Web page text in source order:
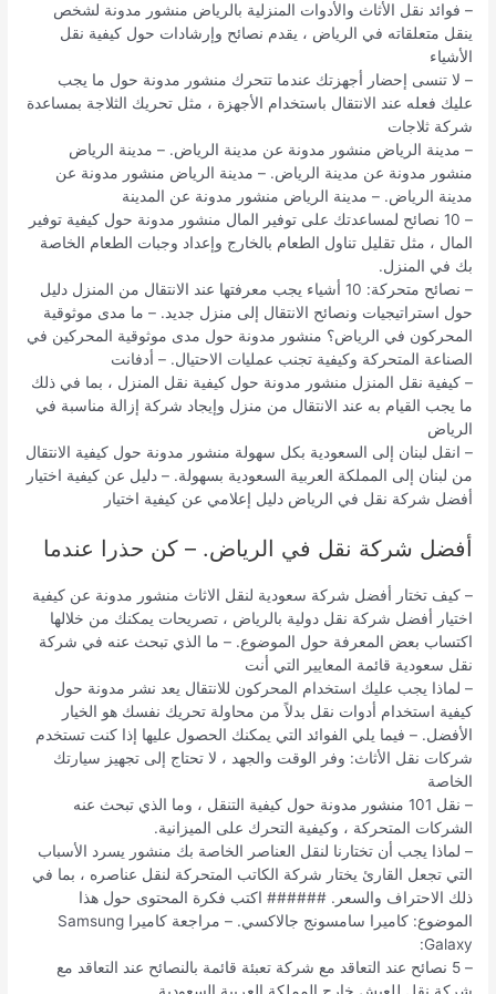
– فوائد نقل الأثاث والأدوات المنزلية بالرياض منشور مدونة لشخص
ينقل متعلقاته في الرياض ، يقدم نصائح وإرشادات حول كيفية نقل
الأشياء
– لا تنسى إحضار أجهزتك عندما تتحرك منشور مدونة حول ما يجب
عليك فعله عند الانتقال باستخدام الأجهزة ، مثل تحريك الثلاجة بمساعدة
شركة ثلاجات
– مدينة الرياض منشور مدونة عن مدينة الرياض. – مدينة الرياض
منشور مدونة عن مدينة الرياض. – مدينة الرياض منشور مدونة عن
مدينة الرياض. – مدينة الرياض منشور مدونة عن المدينة
– 10 نصائح لمساعدتك على توفير المال منشور مدونة حول كيفية توفير
المال ، مثل تقليل تناول الطعام بالخارج وإعداد وجبات الطعام الخاصة
بك في المنزل.
– نصائح متحركة: 10 أشياء يجب معرفتها عند الانتقال من المنزل دليل
حول استراتيجيات ونصائح الانتقال إلى منزل جديد. – ما مدى موثوقية
المحركون في الرياض؟ منشور مدونة حول مدى موثوقية المحركين في
الصناعة المتحركة وكيفية تجنب عمليات الاحتيال. – أدفانت
– كيفية نقل المنزل منشور مدونة حول كيفية نقل المنزل ، بما في ذلك
ما يجب القيام به عند الانتقال من منزل وإيجاد شركة إزالة مناسبة في
الرياض
– انقل لبنان إلى السعودية بكل سهولة منشور مدونة حول كيفية الانتقال
من لبنان إلى المملكة العربية السعودية بسهولة. – دليل عن كيفية اختيار
أفضل شركة نقل في الرياض دليل إعلامي عن كيفية اختيار
أفضل شركة نقل في الرياض. – كن حذرا عندما
– كيف تختار أفضل شركة سعودية لنقل الاثاث منشور مدونة عن كيفية
اختيار أفضل شركة نقل دولية بالرياض ، تصريحات يمكنك من خلالها
اكتساب بعض المعرفة حول الموضوع. – ما الذي تبحث عنه في شركة
نقل سعودية قائمة المعايير التي أنت
– لماذا يجب عليك استخدام المحركون للانتقال يعد نشر مدونة حول
كيفية استخدام أدوات نقل بدلاً من محاولة تحريك نفسك هو الخيار
الأفضل. – فيما يلي الفوائد التي يمكنك الحصول عليها إذا كنت تستخدم
شركات نقل الأثاث: وفر الوقت والجهد ، لا تحتاج إلى تجهيز سيارتك
الخاصة
– نقل 101 منشور مدونة حول كيفية التنقل ، وما الذي تبحث عنه
الشركات المتحركة ، وكيفية التحرك على الميزانية.
– لماذا يجب أن تختارنا لنقل العناصر الخاصة بك منشور يسرد الأسباب
التي تجعل القارئ يختار شركة الكاتب المتحركة لنقل عناصره ، بما في
ذلك الاحتراف والسعر. ###### اكتب فكرة المحتوى حول هذا
الموضوع: كاميرا سامسونج جالاكسي. – مراجعة كاميرا Samsung
Galaxy:
– 5 نصائح عند التعاقد مع شركة تعبئة قائمة بالنصائح عند التعاقد مع